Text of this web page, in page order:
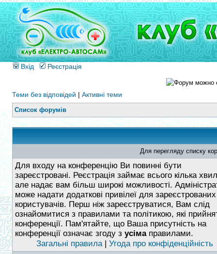
Вхід Реєстрація
Теми без відповідей | Активні теми
Список форумів
Для перегляду списку
Для входу на конференцію Ви повинні бути
зареєстровані. Реєстрація займає всього кілька
але надає вам більш широкі можливості.
може надати додаткові привілеї для зареєстрованих
користувачів. Перш ніж зареєструватися, Вам слід
ознайомитися з правилами та політикою, які
конференції. Пам'ятайте, що Ваша присутність на
конференції означає згоду з усімаправилами.
Загальні правила| Угода про конфіденційність